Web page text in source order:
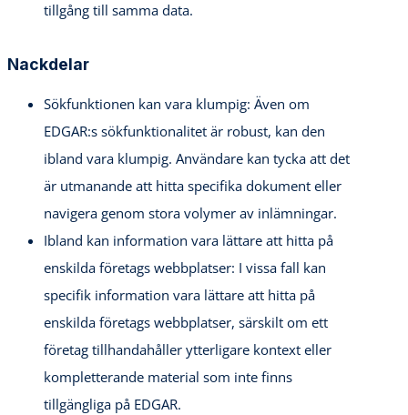
tillgång till samma data.
Nackdelar
Sökfunktionen kan vara klumpig: Även om
EDGAR:s sökfunktionalitet är robust, kan den
ibland vara klumpig. Användare kan tycka att det
är utmanande att hitta specifika dokument eller
navigera genom stora volymer av inlämningar.
Ibland kan information vara lättare att hitta på
enskilda företags webbplatser: I vissa fall kan
specifik information vara lättare att hitta på
enskilda företags webbplatser, särskilt om ett
företag tillhandahåller ytterligare kontext eller
kompletterande material som inte finns
tillgängliga på EDGAR.